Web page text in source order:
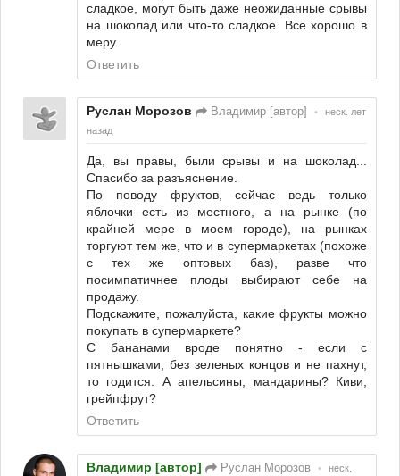
сладкое, могут быть даже неожиданные срывы
на шоколад или что-то сладкое. Все хорошо в
меру.
Ответить
Руслан Морозов Владимир [автор] •
неск. лет
назад
Да, вы правы, были срывы и на шоколад...
Спасибо за разъяснение.
По поводу фруктов, сейчас ведь только
яблочки есть из местного, а на рынке (по
крайней мере в моем городе), на рынках
торгуют тем же, что и в супермаркетах (похоже
с тех же оптовых баз), разве что
посимпатичнее плоды выбирают себе на
продажу.
Подскажите, пожалуйста, какие фрукты можно
покупать в супермаркете?
С бананами вроде понятно - если с
пятнышками, без зеленых концов и не пахнут,
то годится. А апельсины, мандарины? Киви,
грейпфрут?
Ответить
Владимир [автор] Руслан Морозов • неск.